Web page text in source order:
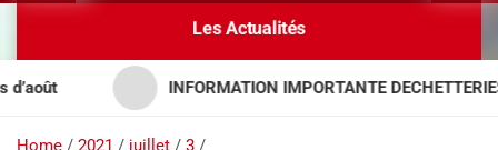
Les Actualités
INFORMATION IMPORTANTE DECHETTERIES –
Home 2021 juillet
3